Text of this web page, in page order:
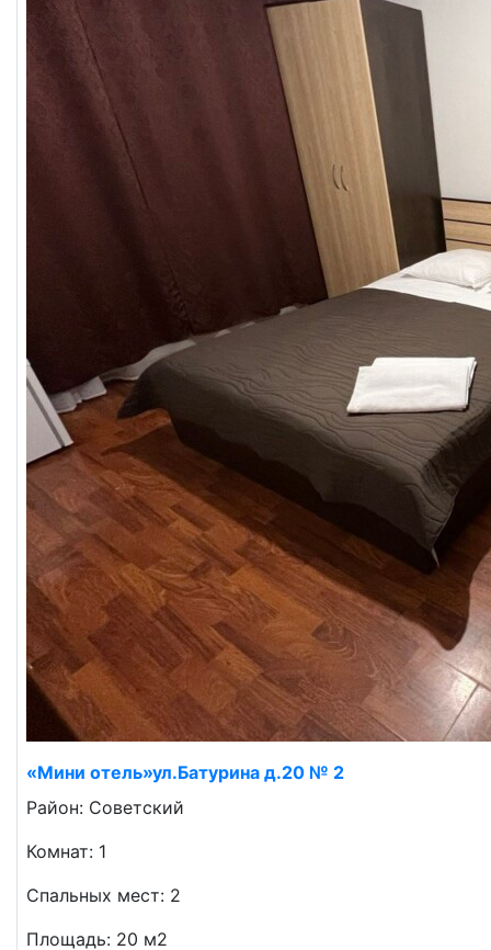
«Мини отель»ул.Батурина д.20 № 2
Район: Советский
Комнат: 1
Спальных мест: 2
Площадь: 20 м2